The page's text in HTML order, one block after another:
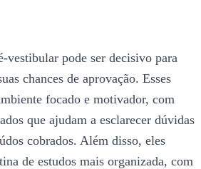
vestibular pode ser decisivo para
chances de aprovação. Esses
focado e motivador, com
que ajudam a esclarecer dúvidas
cobrados. Além disso, eles
de estudos mais organizada, com